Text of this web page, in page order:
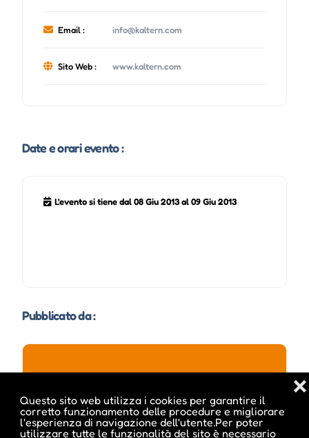
Questo sito web utilizza i cookies per garantire il
corretto funzionamento delle procedure e migliorare
l'esperienza di navigazione dell'utente.Per poter
utilizzare tutte le funzionalità del sito è necessario
❌
Email : info@kaltern.com
Sito Web : www.kaltern.com
Date e orari evento :
L'evento si tiene dal 08 Giu 2013 al 09 Giu 2013
Pubblicato da :